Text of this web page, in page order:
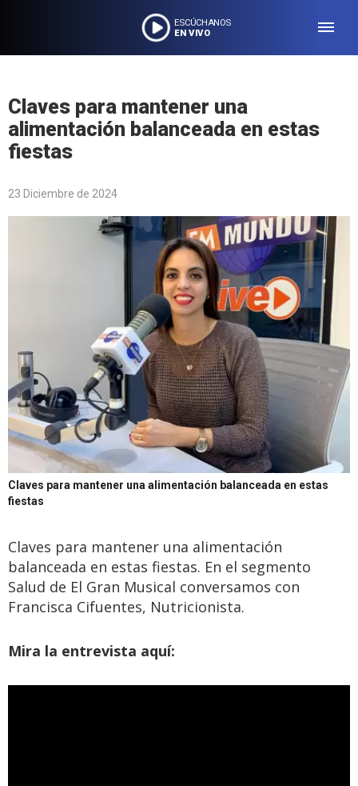
ESCÚCHANOS
EN VIVO
Claves para mantener una
alimentación balanceada en estas
fiestas
23 Diciembre de 2024
Claves para mantener una alimentación balanceada en estas
fiestas
Claves para mantener una alimentación
balanceada en estas fiestas. En el segmento
Salud de El Gran Musical conversamos con
Francisca Cifuentes, Nutricionista.
Mira la entrevista aquí: